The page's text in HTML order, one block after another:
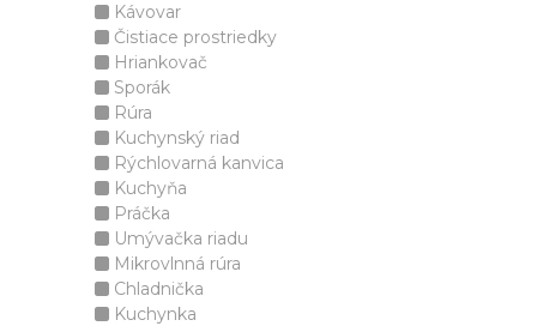
Kávovar
Čistiace prostriedky
Hriankovač
Sporák
Rúra
Kuchynský riad
Rýchlovarná kanvica
Kuchyňa
Práčka
Umývačka riadu
Mikrovlnná rúra
Chladnička
Kuchynka